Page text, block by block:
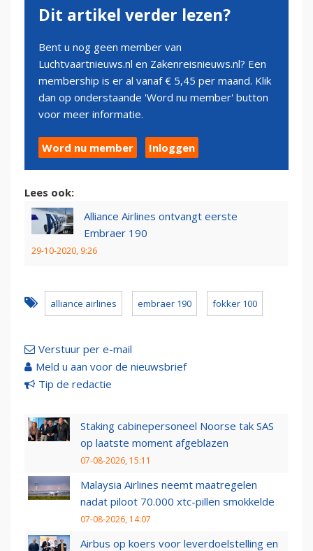
Dit artikel verder lezen?
Bent u nog geen member van
Luchtvaartnieuws.nl en Zakenreisnieuws.nl? Een
membership is er al vanaf € 5,45 per maand. Klik
dan op onderstaande 'Word nu member' button
voor meer informatie.
Word nu member Inloggen
Lees ook:
Alliance Airlines ontvangt eerste
Embraer 190
29-10-2020, 9:26
alliance airlines embraer 190 fokker 100
Verstuur per e-mail
Meld u aan voor de nieuwsbrief
Tip de redactie
Staking cabinepersoneel Noorse tak SAS
op laatste moment afgeblazen
07-08-2026, 15:11
Malaysia Airlines neemt maatregelen
nadat piloot 70.000 xtc-pillen smokkelde
07-08-2026, 14:07
Airbus op koers voor leverdoelstelling en